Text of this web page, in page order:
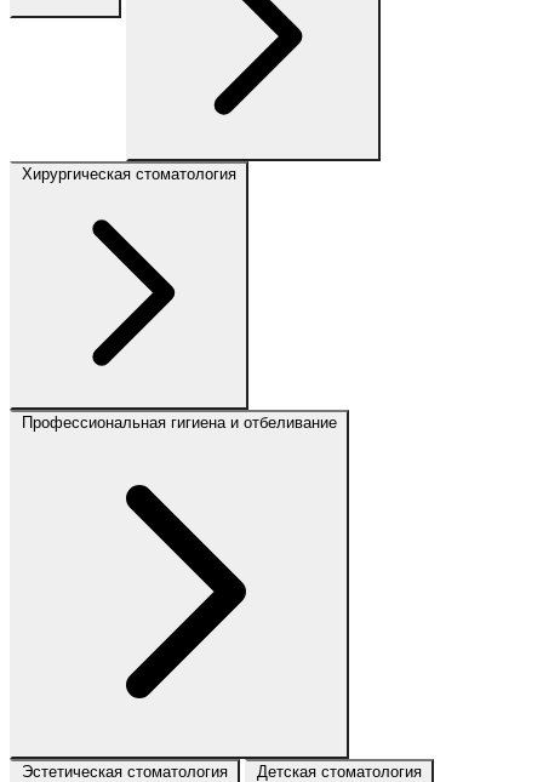
Хирургическая стоматология
Профессиональная гигиена и отбеливание
Эстетическая стоматология Детская стоматология